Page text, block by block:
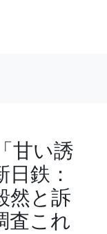
甘い誘
鉄：
然と訴
査これ